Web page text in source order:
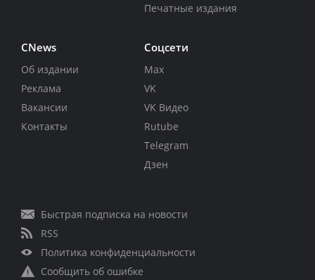
Печатные издания
CNews
Об издании
Реклама
Вакансии
Контакты
Соцсети
Max
VK
VK Видео
Rutube
Telegram
Дзен
Быстрая подписка на новости
RSS
Политика конфиденциальности
Сообщить об ошибке